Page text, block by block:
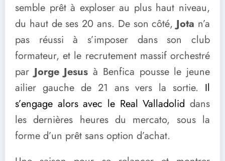
semble prêt à exploser au plus haut niveau,
du haut de ses 20 ans. De son côté,Jota n’a
pas réussi à s’imposer dans son club
formateur, et le recrutement massif orchestré
parJorge Jesus à Benfica pousse le jeune
ailier gauche de 21 ans vers la sortie. Il
s’engage alors avec le Real Valladolid dans
les dernières heures du mercato, sous la
forme d’un prêt sans option d’achat.